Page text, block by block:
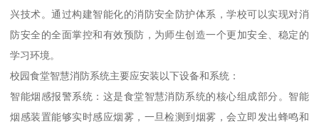
兴技术。通过构建智能化的消防安全防护体系，学校可以实现对消
防安全的全面掌控和有效预防，为师生创造一个更加安全、稳定的
学习环境。
校园食堂智慧消防系统主要应安装以下设备和系统：
智能烟感报警系统：这是食堂智慧消防系统的核心组成部分。智能
烟感装置能够实时感应烟雾，一旦检测到烟雾，会立即发出蜂鸣和